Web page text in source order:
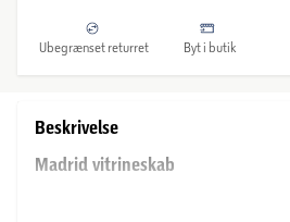
Ubegrænset returret Byt i butik
Beskrivelse
Madrid vitrineskab